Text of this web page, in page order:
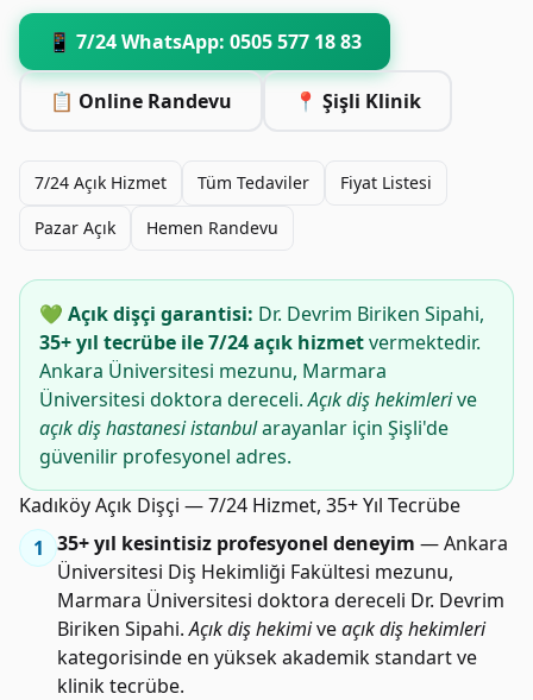
📱 7/24 WhatsApp: 0505 577 18 83
📋 Online Randevu 📍 Şişli Klinik
7/24 Açık Hizmet Tüm Tedaviler
Fiyat Listesi
Pazar Açık
Hemen Randevu
💚 Açık dişçi garantisi: Dr. Devrim Biriken Sipahi,
35+ yıl tecrübe ile 7/24 açık hizmetvermektedir.
Ankara Üniversitesi mezunu, Marmara
Üniversitesi doktora dereceli.Açık diş hekimlerive
açık diş hastanesi istanbularayanlar için Şişli'de
güvenilir profesyonel adres.
Kadıköy Açık Dişçi — 7/24 Hizmet, 35+ Yıl Tecrübe
1 35+ yıl kesintisiz profesyonel deneyim — Ankara
Üniversitesi Diş Hekimliği Fakültesi mezunu,
Marmara Üniversitesi doktora dereceli Dr. Devrim
Biriken Sipahi.Açık diş hekimiveaçık diş hekimleri
kategorisinde en yüksek akademik standart ve
klinik tecrübe.